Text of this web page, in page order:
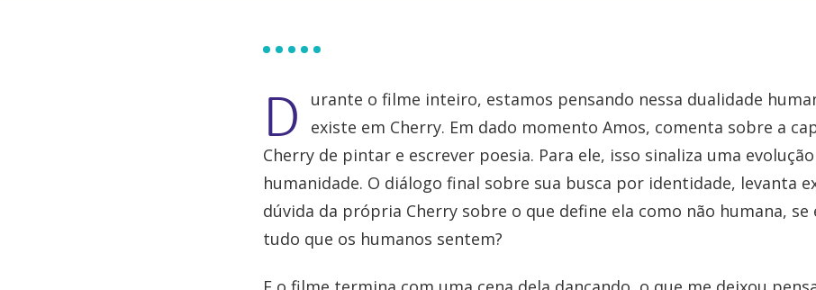
D
urante o filme inteiro, estamos pensando nessa dualidade
existe em Cherry. Em dado momento Amos, comenta sobre a
Cherry de pintar e escrever poesia. Para ele, isso sinaliza uma
humanidade. O diálogo final sobre sua busca por identidade, levanta
dúvida da própria Cherry sobre o que define ela como não humana,
tudo que os humanos sentem?